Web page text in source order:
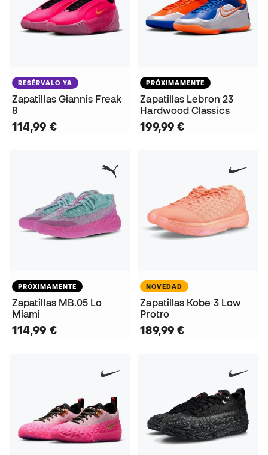
RESÉRVALO YA
Zapatillas Giannis Freak
8
114,99 €
PRÓXIMAMENTE
Zapatillas Lebron 23
Hardwood Classics
199,99 €
PRÓXIMAMENTE
Zapatillas MB.05 Lo
Miami
114,99 €
NOVEDAD
Zapatillas Kobe 3 Low
Protro
189,99 €